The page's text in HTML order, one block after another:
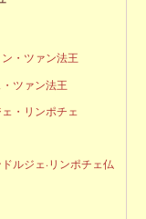
・ツァン法王
ツァン法王
・リンポチェ
ルジェ·リンポチェ仏